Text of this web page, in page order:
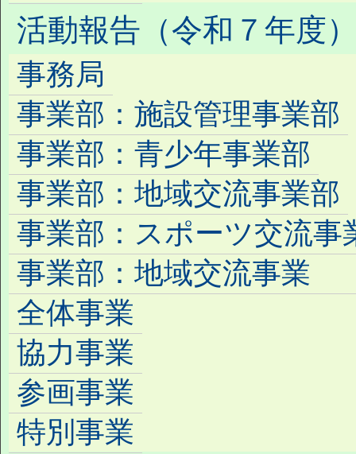
活動報告（令和７年度
事務局
事業部：施設管理事業部
事業部：青少年事業部
事業部：地域交流事業部
事業部：スポーツ交流事
事業部：地域交流事業
全体事業
協力事業
参画事業
特別事業